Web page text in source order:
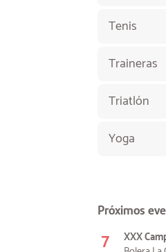
Tenis
Traineras
Triatlón
Yoga
Próximos
7
XXX